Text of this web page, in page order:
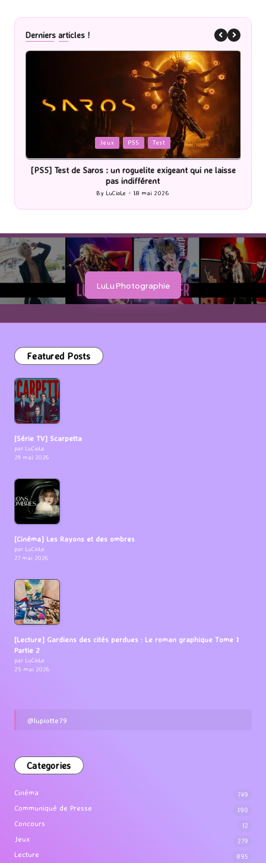
Derniers articles !
Jeux PS5 Test
[PS5] Test de Saros : un roguelite exigeant qui ne laisse
pas indifférent
Posted
by
By LuCioLe 18 mai 2026
LuLu Photographie
Featured Posts
[Série TV] Scarpetta
par LuCioLe
29 mai 2026
[Cinéma] Les Rayons et des ombres
par LuCioLe
27 mai 2026
[Lecture] Gardiens des cités perdues : Le roman graphique Tome 1
Partie 2
par LuCioLe
25 mai 2026
@lupiotte79
Categories
Cinéma 749
Communiqué de Presse 190
Concours 12
Jeux 279
Lecture 895